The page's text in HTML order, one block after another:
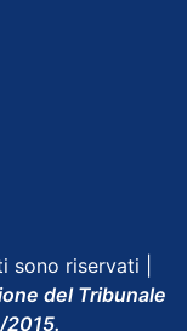
riservati |
del Tribunale
2015.